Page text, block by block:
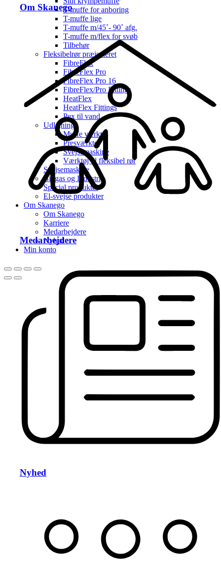
Om Skanego
Medarbejdere
Nyhed
T-muffe for anboring
T-muffe lige
T-muffe m/45˚- 90˚ afg.
T-muffe m/flex for svøb
Tilbehør
Fleksibelrør præisoleret
FibreFlex
FibreFlex Pro
FibreFlex Pro 16
FibreFlex/Pro Fittings
HeatFlex
HeatFlex Fittings
Pex til vand
Udlejning
Muffe værktøj
Presværktøj
Svejsemaskine
Værktøj til fleksibel rør
Svejsemaskine
Biogas og Industri
Special produkter
El-svejse produkter
Om Skanego
Om Skanego
Karriere
Medarbejdere
Nyhed
Min konto